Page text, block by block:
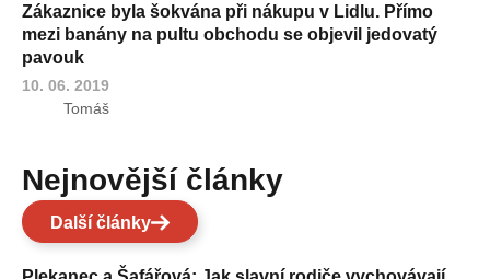
Zákaznice byla šokvána při nákupu v Lidlu. Přímo
mezi banány na pultu obchodu se objevil jedovatý
pavouk
10. 06. 2019
Tomáš
Nejnovější články
Další články